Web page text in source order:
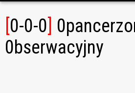
0-0-0
0bserwacyjny